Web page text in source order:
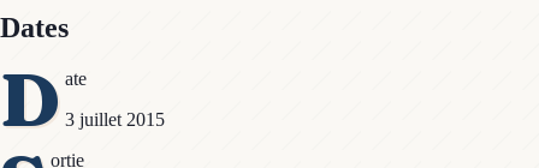
Dates
D ate
3 juillet 2015
ortie